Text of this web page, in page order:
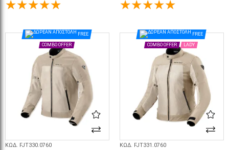
FREE
COMBO OFFER
ΚΩΔ. FJT330.0760
FREE
COMBO OFFER LADY
ΚΩΔ. FJT331.0760